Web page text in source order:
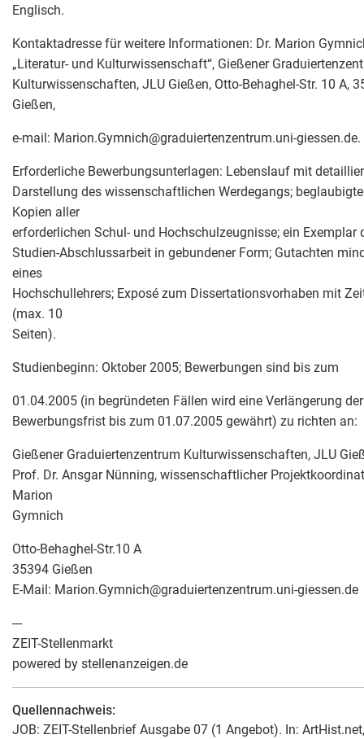
Englisch.
Kontaktadresse für weitere Informationen: Dr. Marion
„Literatur- und Kulturwissenschaft“, Gießener
Kulturwissenschaften, JLU Gießen, Otto-Behaghel-Str. 10 A,
Gießen,
e-mail: Marion.Gymnich@graduiertenzentrum.uni-giessen.de.
Erforderliche Bewerbungsunterlagen: Lebenslauf mit
Darstellung des wissenschaftlichen Werdegangs; beglaubigte
Kopien aller
erforderlichen Schul- und Hochschulzeugnisse; ein Exemplar
Studien-Abschlussarbeit in gebundener Form; Gutachten
eines
Hochschullehrers; Exposé zum Dissertationsvorhaben mit
(max. 10
Seiten).
Studienbeginn: Oktober 2005; Bewerbungen sind bis zum
01.04.2005 (in begründeten Fällen wird eine Verlängerung der
Bewerbungsfrist bis zum 01.07.2005 gewährt) zu richten an:
Gießener Graduiertenzentrum Kulturwissenschaften, JLU
Prof. Dr. Ansgar Nünning, wissenschaftlicher
Marion
Gymnich
Otto-Behaghel-Str.10 A
35394 Gießen
E-Mail: Marion.Gymnich@graduiertenzentrum.uni-giessen.de
---
ZEIT-Stellenmarkt
powered by stellenanzeigen.de
Quellennachweis:
JOB: ZEIT-Stellenbrief Ausgabe 07 (1 Angebot). In: ArtHist.net,